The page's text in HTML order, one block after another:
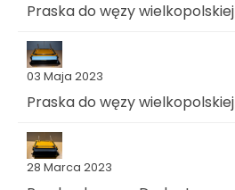
Praska do węzy wielkopolskiej
03 Maja 2023
Praska do węzy wielkopolskiej
28 Marca 2023